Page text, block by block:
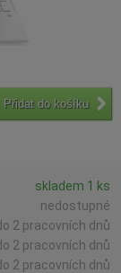
Přidat do košíku
skladem 1 ks
nedostupné
2 pracovních dnů
2 pracovních dnů
2 pracovních dnů